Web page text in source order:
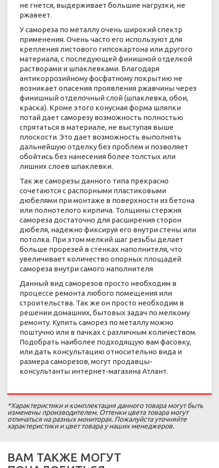
не гнется, выдерживает большие нагрузки, не
ржавеет.
У самореза по металлу очень широкий спектр
применения. Очень часто его используют для
крепления листового гипсокартона или другого
материала, с последующей финишной отделкой
растворами и шпаклевками. Благодаря
антикоррозийному фосфатному покрытию не
возникает опасения проявления ржавчины через
финишный отделочный слой (шпаклевка, обои,
краска). Кроме этого конусная форма шляпки
потай дает саморезу возможность полностью
спрятаться в материале, не выступая выше
плоскости. Это дает возможность выполнять
дальнейшую отделку без проблем и позволяет
обойтись без нанесения более толстых или
лишних слоев шпаклевки.
Так же саморезы данного типа прекрасно
сочетаются с распорными пластиковыми
дюбелями при монтаже в поверхности из бетона
или полнотелого кирпича. Толщины стержня
самореза достаточно для расширения сторон
дюбеля, надежно фиксируя его внутри стены или
потолка. При этом мелкий шаг резьбы делает
больше прорезей в стенках наполнителя, что
увеличивает количество опорных площадей
самореза внутри самого наполнителя
Данный вид саморезов просто необходим в
процессе ремонта любого помещения или
строительства. Так же он просто необходим в
решении домашних, бытовых задач по мелкому
ремонту. Купить саморез по металлу можно
поштучно или в пачках с различным количеством.
Подобрать наиболее подходящую вам фасовку,
или дать консультацию относительно вида и
размера саморезов, могут продавцы-
консультанты интернет-магазина Атлант.
*Характеристики и комплектация данного товара могут быть
изменены производителем. Оттенки цвета товара могут
отличаться на разных мониторах. Пожалуйста уточняйте
характеристики и цвет товара у наших менеджеров.
ВАМ ТАКЖЕ МОГУТ